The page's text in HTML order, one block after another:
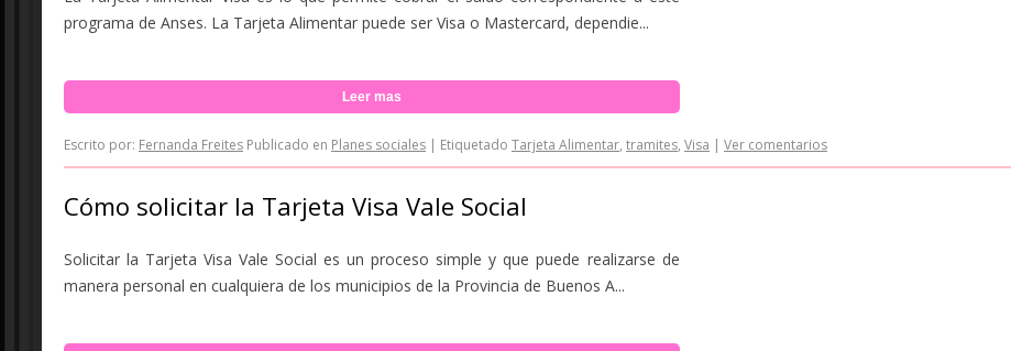
programa de Anses. La Tarjeta Alimentar puede ser Visa o Mastercard, dependie...
Leer mas
Escrito por: Fernanda Freites Publicado en Planes sociales | Etiquetado Tarjeta Alimentar, tramites, Visa | Ver comentarios
Cómo solicitar la Tarjeta Visa Vale Social
Solicitar la Tarjeta Visa Vale Social es un proceso simple y que puede realizarse de
manera personal en cualquiera de los municipios de la Provincia de Buenos A...